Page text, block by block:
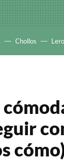
Chollos